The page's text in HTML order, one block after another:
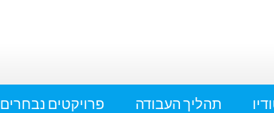
תהליך העבודה פרויקטים נבחרים